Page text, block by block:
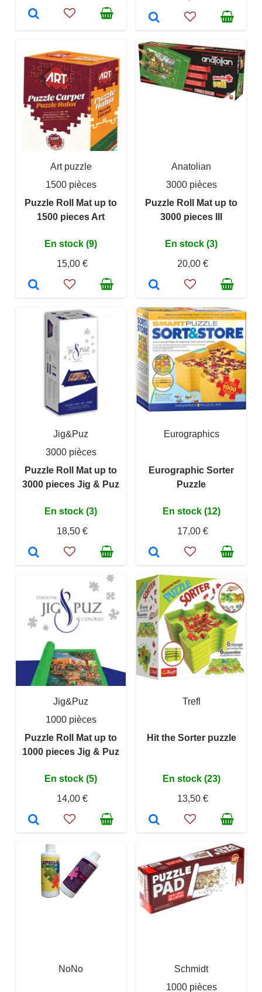
Art puzzle
1500 pièces
Puzzle Roll Mat up to
1500 pieces Art
En stock (9)
15,00 €
Anatolian
3000 pièces
Puzzle Roll Mat up to
3000 pieces III
En stock (3)
20,00 €
Jig&Puz
3000 pièces
Puzzle Roll Mat up to
3000 pieces Jig & Puz
En stock (3)
18,50 €
Eurographics
Eurographic Sorter
Puzzle
En stock (12)
17,00 €
Jig&Puz
1000 pièces
Puzzle Roll Mat up to
1000 pieces Jig & Puz
En stock (5)
14,00 €
Trefl
Hit the Sorter puzzle
En stock (23)
13,50 €
NoNo
Schmidt
1000 pièces